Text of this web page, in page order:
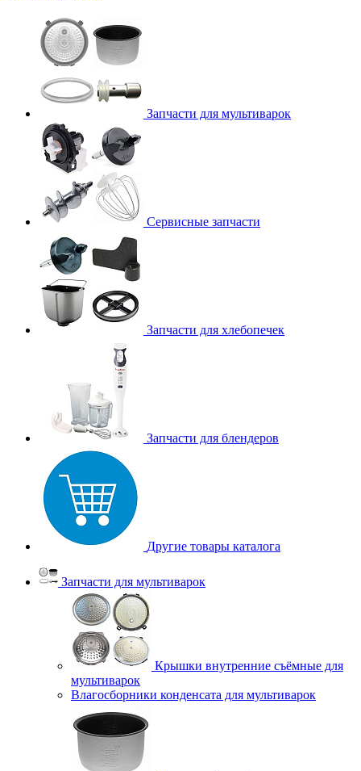
Запчасти для мультиварок
Сервисные запчасти
Запчасти для хлебопечек
Запчасти для блендеров
Другие товары каталога
Запчасти для мультиварок
Крышки внутренние съёмные для
мультиварок
Влагосборники конденсата для мультиварок